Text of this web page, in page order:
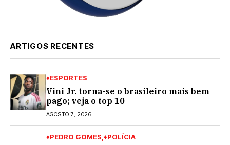
ARTIGOS RECENTES
♦ESPORTES
Vini Jr. torna-se o brasileiro mais bem
pago; veja o top 10
AGOSTO 7, 2026
♦PEDRO GOMES ♦POLÍCIA